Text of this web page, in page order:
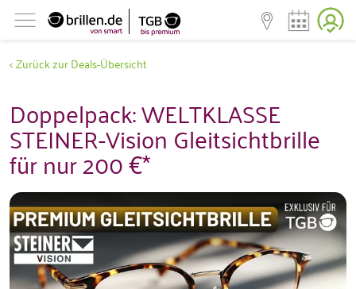
< Zurück zur Deals-Übersicht
Doppelpack: WELTKLASSE
STEINER-Vision Gleitsichtbrille
für nur 200 €*